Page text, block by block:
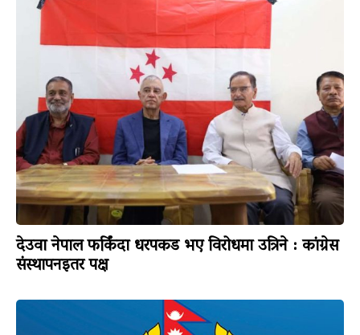
देउवा नेपाल फर्किंदा धरपकड भए विरोधमा उत्रिने : कांग्रेस
संस्थापनइतर पक्ष